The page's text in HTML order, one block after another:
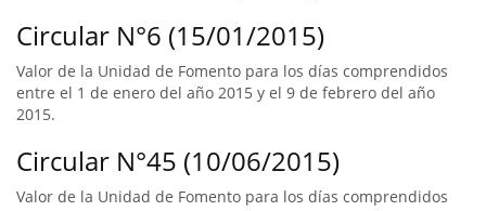
Circular N°6 (15/01/2015)
Valor de la Unidad de Fomento para los días comprendidos
entre el 1 de enero del año 2015 y el 9 de febrero del año
2015.
Circular N°45 (10/06/2015)
Valor de la Unidad de Fomento para los días comprendidos